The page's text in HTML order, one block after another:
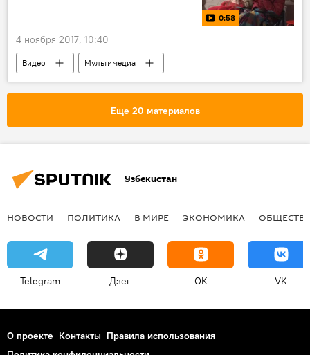
0:58
4 ноября 2017, 10:40
Видео Мультимедиа
Еще 20 материалов
Узбекистан
НОВОСТИ ПОЛИТИКА В МИРЕ ЭКОНОМИКА
Telegram Дзен OK VK
О проекте Контакты Правила использования